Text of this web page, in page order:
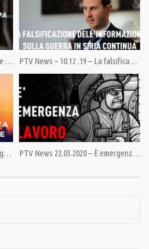
PTV News 09.10.18 – Segreto sulle prigioni segrete della CIA in Europa PTV News – 10.12 .19 – La falsificazione dell’informazione sulla guerra in Siria continua
Le cause della nuova grande emigrazione italiana PTV News 22.05.2020 – È emergenza lavoro